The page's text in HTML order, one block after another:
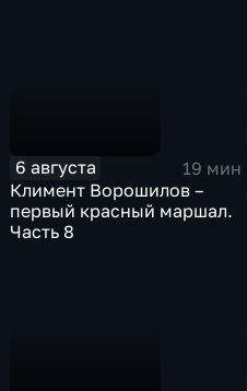
6 августа
19 мин
Климент Ворошилов –
первый красный маршал.
Часть 8